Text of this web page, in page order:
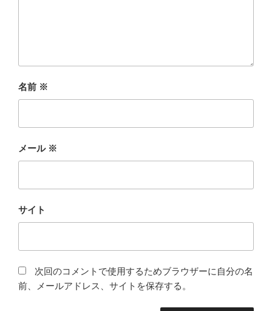
名前 ※
メール ※
サイト
次回のコメントで使用するためブラウザーに自分の名
前、メールアドレス、サイトを保存する。